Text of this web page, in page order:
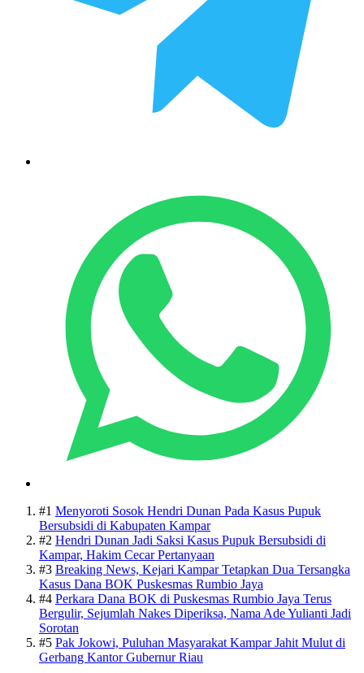
#1 Menyoroti Sosok Hendri Dunan Pada Kasus Pupuk
Bersubsidi di Kabupaten Kampar
#2 Hendri Dunan Jadi Saksi Kasus Pupuk Bersubsidi di
Kampar, Hakim Cecar Pertanyaan
#3 Breaking News, Kejari Kampar Tetapkan Dua Tersangka
Kasus Dana BOK Puskesmas Rumbio Jaya
#4 Perkara Dana BOK di Puskesmas Rumbio Jaya Terus
Bergulir, Sejumlah Nakes Diperiksa, Nama Ade Yulianti Jadi
Sorotan
#5 Pak Jokowi, Puluhan Masyarakat Kampar Jahit Mulut di
Gerbang Kantor Gubernur Riau